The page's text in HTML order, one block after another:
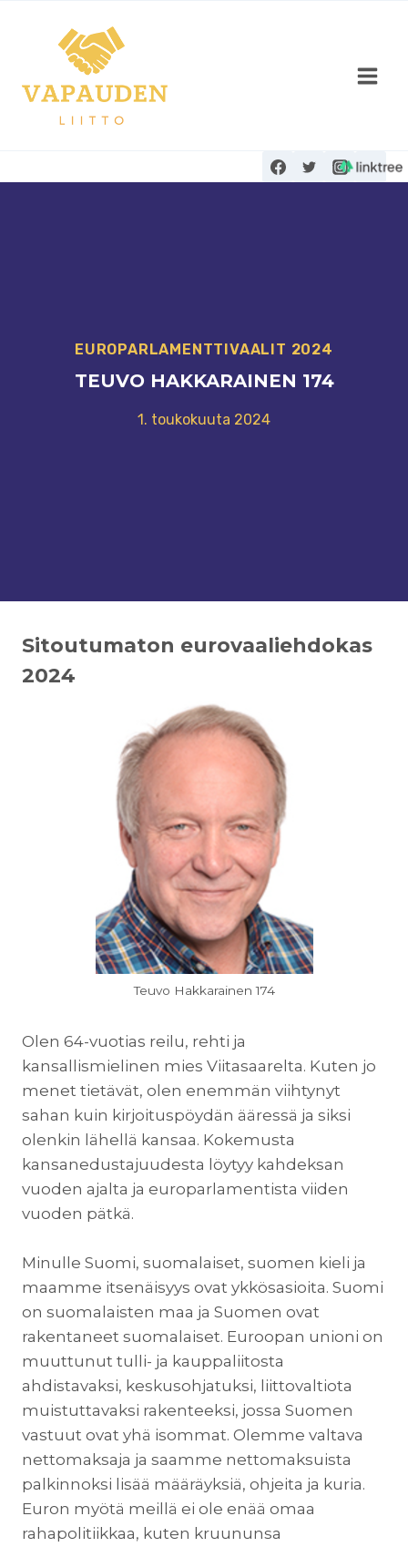
sisältöön
EUROPARLAMENTTIVAALIT 2024
TEUVO HAKKARAINEN 174
1. toukokuuta 2024
Sitoutumaton eurovaaliehdokas
2024
Teuvo Hakkarainen 174
Olen 64-vuotias reilu, rehti ja
kansallismielinen mies Viitasaarelta. Kuten jo
menet tietävät, olen enemmän viihtynyt
sahan kuin kirjoituspöydän ääressä ja siksi
olenkin lähellä kansaa. Kokemusta
kansanedustajuudesta löytyy kahdeksan
vuoden ajalta ja europarlamentista viiden
vuoden pätkä.
Minulle Suomi, suomalaiset, suomen kieli ja
maamme itsenäisyys ovat ykkösasioita. Suomi
on suomalaisten maa ja Suomen ovat
rakentaneet suomalaiset. Euroopan unioni on
muuttunut tulli- ja kauppaliitosta
ahdistavaksi, keskusohjatuksi, liittovaltiota
muistuttavaksi rakenteeksi, jossa Suomen
vastuut ovat yhä isommat. Olemme valtava
nettomaksaja ja saamme nettomaksuista
palkinnoksi lisää määräyksiä, ohjeita ja kuria.
Euron myötä meillä ei ole enää omaa
rahapolitiikkaa, kuten kruununsa